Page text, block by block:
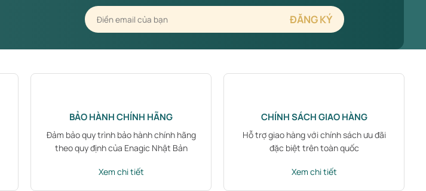
BẢO HÀNH CHÍNH HÃNG
Đảm bảo quy trình bảo hành chính hãng
theo quy định của Enagic Nhật Bản
Xem chi tiết
CHÍNH SÁCH GIAO HÀNG
Hỗ trợ giao hàng với chính sách ưu đãi
đặc biệt trên toàn quốc
Xem chi tiết